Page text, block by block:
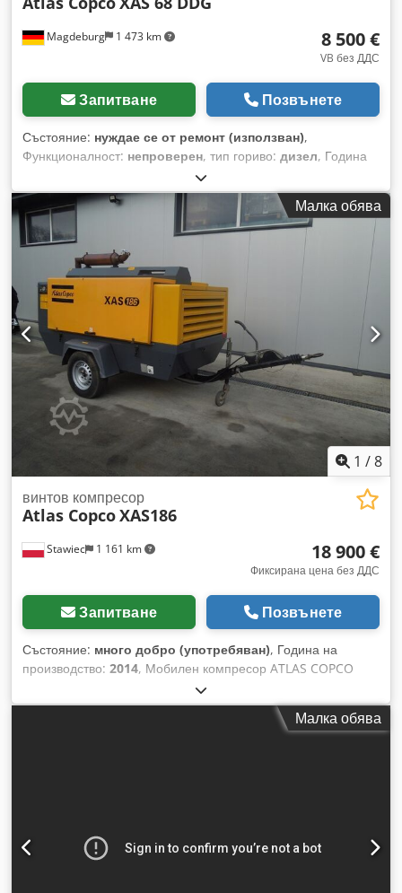
Magdeburg 1 473 km 8 500 €
VB без ДДС
Запитване Позвънете
Състояние: нуждае се от ремонт (използван),
Функционалност: непроверен, тип гориво: дизел, Година
, часове на работа:
Компресор Atlas Copco XAS 68 DDG, година на
производство 2017, 1154 работни часа, дебит 3,5 m³,
аварийна мощност 12,5 kVA, връзки: 1 x 230 волта, 2 x 400
волта, сер. № YA3064303H0461812, огъната ос,
компресорът иначе е изправен, налични са ABE/
регистрация. Dcjdpfx Amoy Aktajhok
Малка обява
1 /8
Stawiec 1 161 km
винтов компресор
Atlas CopcoXAS186
18 900 €
Фиксирана цена без ДДС
Запитване Позвънете
Състояние: много добро (употребяван), Година на
производство: 2014, Мобилен компресор ATLAS COPCO
XAS186, машина с крайно охладителна система след пълно
обслужване. Технически данни: дебит: 11,10 m3/min;
работно налягане: 7 Bar; година на производство: 2014
Малка обява